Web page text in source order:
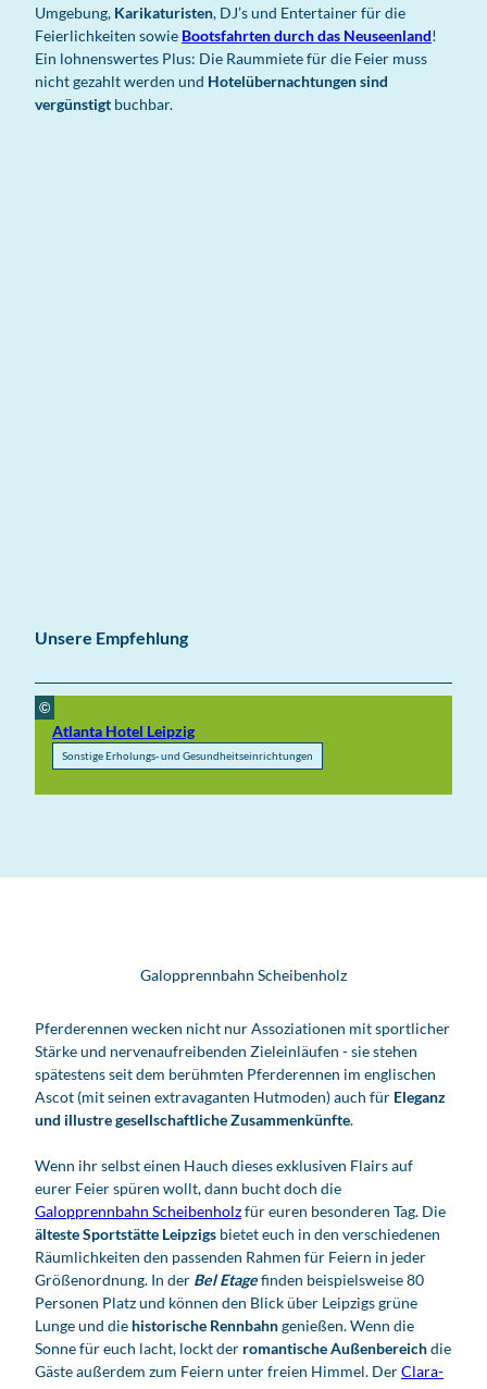
Umgebung, Karikaturisten, DJ’s und Entertainer für die
Feierlichkeiten sowie Bootsfahrten durch das Neuseenland!
Ein lohnenswertes Plus: Die Raummiete für die Feier muss
nicht gezahlt werden und Hotelübernachtungen sind
vergünstigt buchbar.
Unsere Empfehlung
©
Atlanta Hotel Leipzig
Sonstige Erholungs- und Gesundheitseinrichtungen
Galopprennbahn Scheibenholz
Pferderennen wecken nicht nur Assoziationen mit sportlicher
Stärke und nervenaufreibenden Zieleinläufen - sie stehen
spätestens seit dem berühmten Pferderennen im englischen
Ascot (mit seinen extravaganten Hutmoden) auch für Eleganz
und illustre gesellschaftliche Zusammenkünfte.
Wenn ihr selbst einen Hauch dieses exklusiven Flairs auf
eurer Feier spüren wollt, dann bucht doch die
Galopprennbahn Scheibenholzfür euren besonderen Tag. Die
älteste Sportstätte Leipzigs bietet euch in den verschiedenen
Räumlichkeiten den passenden Rahmen für Feiern in jeder
Größenordnung. In der Bel Etagefinden beispielsweise 80
Personen Platz und können den Blick über Leipzigs grüne
Lunge und die historische Rennbahngenießen. Wenn die
Sonne für euch lacht, lockt der romantische Außenbereichdie
Gäste außerdem zum Feiern unter freien Himmel. DerClara-